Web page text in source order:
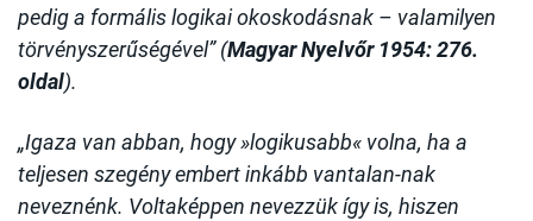
pedig a formális logikai okoskodásnak – valamilyen
törvényszerűségével” (Magyar Nyelvőr 1954: 276.
oldal).
„Igaza van abban, hogy »logikusabb« volna, ha a
teljesen szegény embert inkább vantalan-nak
neveznénk. Voltaképpen nevezzük így is, hiszen